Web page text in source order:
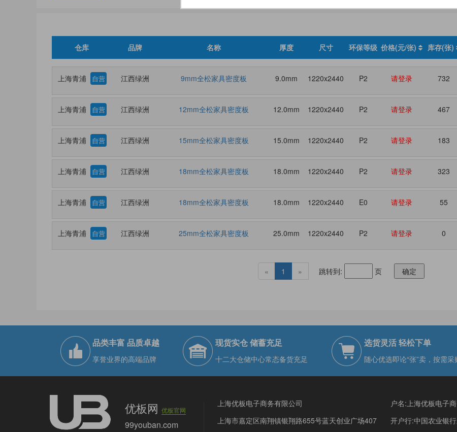
仓库 品牌 名称 厚度 尺寸 环保等级 价格(元/张) 库存(张)
上海青浦 自营 江西绿洲 9mm全松家具密度板 9.0mm 1220x2440 P2 请登录 732
上海青浦 自营 江西绿洲 12mm全松家具密度板 12.0mm 1220x2440 P2 请登录 467
上海青浦 自营 江西绿洲 15mm全松家具密度板 15.0mm 1220x2440 P2 请登录 183
上海青浦 自营 江西绿洲 18mm全松家具密度板 18.0mm 1220x2440 P2 请登录 323
上海青浦 自营 江西绿洲 18mm全松家具密度板 18.0mm 1220x2440 E0 请登录 55
上海青浦 自营 江西绿洲 25mm全松家具密度板 25.0mm 1220x2440 P2 请登录 0
« 1 » 跳转到: 页 确定
品类丰富 品质卓越
享誉业界的高端品牌
现货实仓 储蓄充足
十二大仓储中心常态备货充足
选货灵活 轻松下单
随心优选即论“张”卖，按需采
优板网优板官网
99youban.com
上海优板电子商务有限公司
上海市嘉定区南翔镇银翔路655号蓝天创业广场407
户名:上海优板电子
开户行:中国农业银